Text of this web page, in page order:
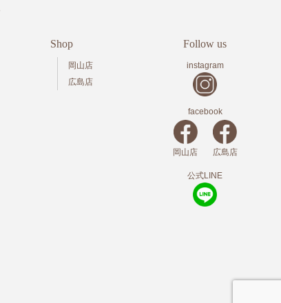
Shop
岡山店
広島店
Follow us
instagram
facebook
岡山店 広島店
公式LINE